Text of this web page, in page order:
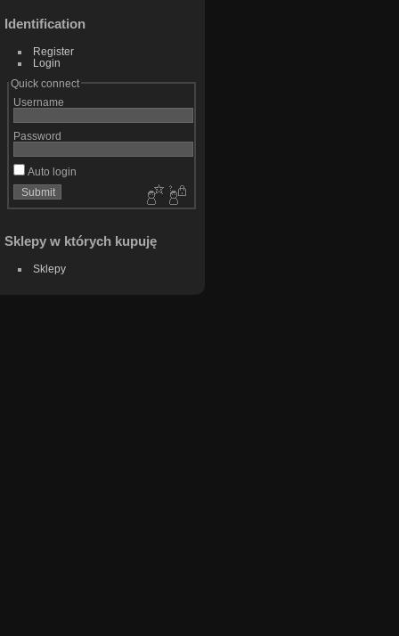
Identification
Register
Login
Quick connect
Username
Password
Auto login
Sklepy w których kupuję
Sklepy